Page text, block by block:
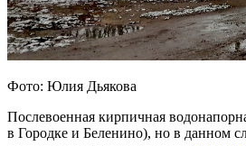
Фото: Юлия Дьякова
Послевоенная кирпичная
в Городке и Беленино), но в данном